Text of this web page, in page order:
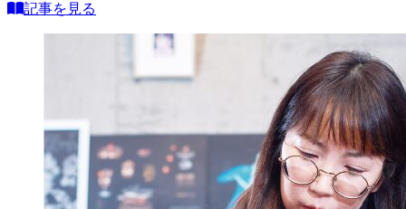
記事を見る